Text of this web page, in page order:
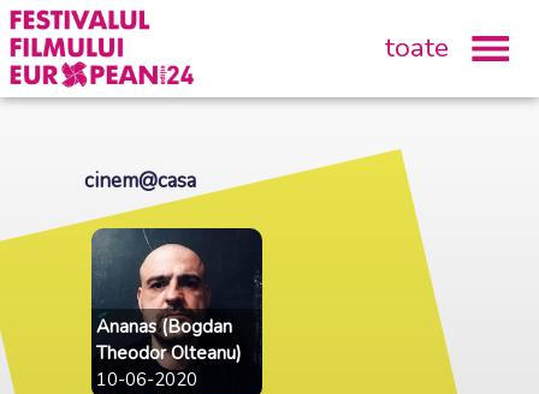
cinem@casa
Ananas (Bogdan
Theodor Olteanu)
10-06-2020
toate